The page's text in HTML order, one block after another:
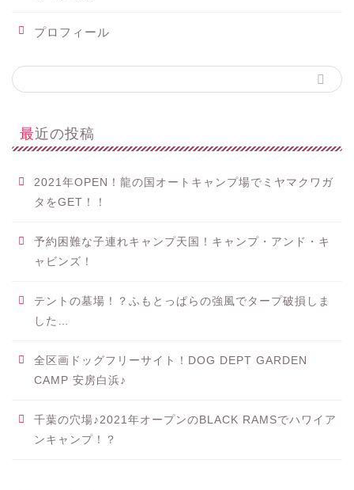
プロフィール
最近の投稿
2021年OPEN！龍の国オートキャンプ場でミヤマクワガ
タをGET！！
予約困難な子連れキャンプ天国！キャンプ・アンド・キ
ャビンズ！
テントの墓場！？ふもとっぱらの強風でタープ破損しま
した…
全区画ドッグフリーサイト！DOG DEPT GARDEN
CAMP 安房白浜♪
千葉の穴場♪2021年オープンのBLACK RAMSでハワイア
ンキャンプ！？